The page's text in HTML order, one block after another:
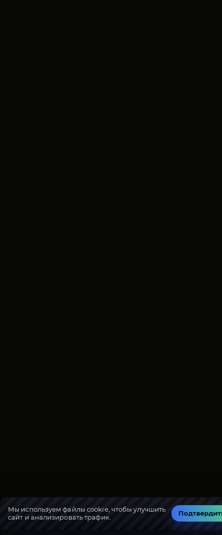
Мы используем файлы cookie, чтобы улучшить
сайт и анализировать трафик.